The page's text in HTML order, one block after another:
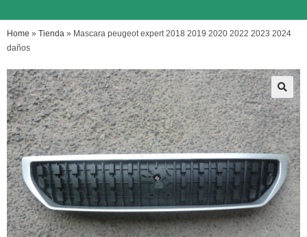
Home » Tienda » Mascara peugeot expert 2018 2019 2020 2022 2023 2024
daños